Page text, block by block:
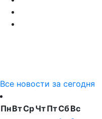
Все новости за сегодня
ПнВтСрЧтПтСбВс